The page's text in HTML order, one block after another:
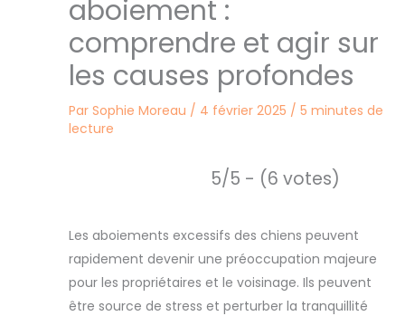
aboiement :
comprendre et agir sur
les causes profondes
Par Sophie Moreau / 4 février 2025 / 5 minutes de
lecture
5/5 - (6 votes)
Les aboiements excessifs des chiens peuvent
rapidement devenir une préoccupation majeure
pour les propriétaires et le voisinage. Ils peuvent
être source de stress et perturber la tranquillité